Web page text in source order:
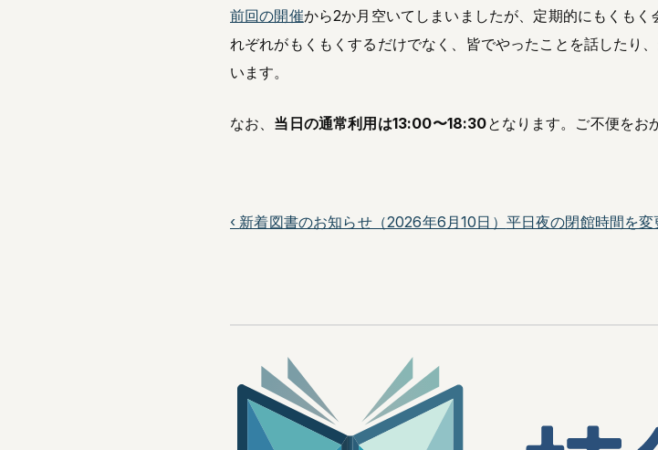
前回の開催から2か月空いてしまいましたが、定期的にもくも
れぞれがもくもくするだけでなく、皆でやったことを話したり
います。
なお、 当日の通常利用は13:00〜18:30となります。ご不便をお
‹ 新着図書のお知らせ（2026年6月10日） 平日夜の閉館時間を変